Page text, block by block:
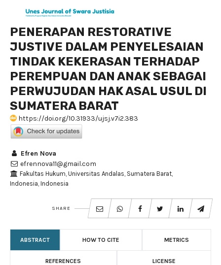
PENERAPAN RESTORATIVE
JUSTIVE DALAM PENYELESAIAN
TINDAK KEKERASAN TERHADAP
PEREMPUAN DAN ANAK SEBAGAI
PERWUJUDAN HAK ASAL USUL DI
SUMATERA BARAT
https://doi.org/10.31933/ujsj.v7i2.383
Efren Nova
efrennova11@gmail.com
Fakultas Hukum, Universitas Andalas, Sumatera Barat,
Indonesia, Indonesia
SHARE
ABSTRACT HOW TO CITE METRICS
REFERENCES LICENSE